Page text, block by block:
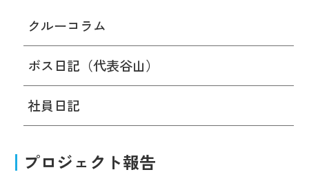
クルーコラム
ボス日記（代表谷山）
社員日記
プロジェクト報告